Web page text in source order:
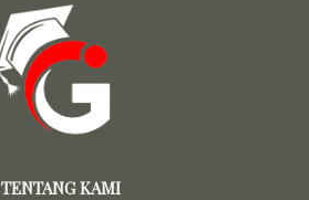
TENTANG KAMI